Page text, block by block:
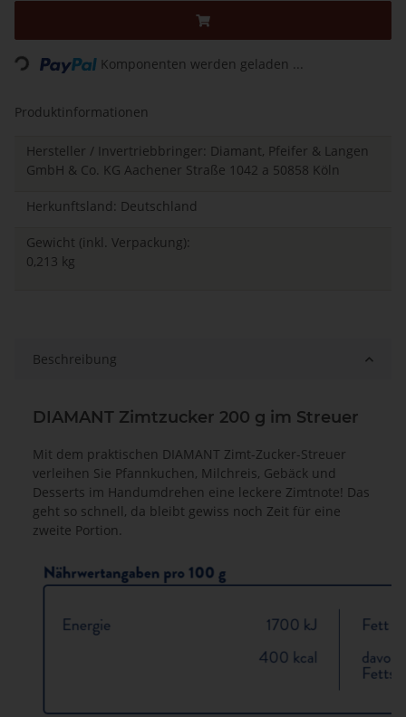
Loading... Komponenten werden geladen ...
Produktinformationen
Hersteller / Invertriebbringer: Diamant, Pfeifer & Langen
GmbH & Co. KG Aachener Straße 1042 a 50858 Köln
Herkunftsland: Deutschland
Gewicht (inkl. Verpackung):
0,213 kg
Beschreibung
DIAMANT Zimtzucker 200 g im Streuer
Mit dem praktischen DIAMANT Zimt-Zucker-Streuer
verleihen Sie Pfannkuchen, Milchreis, Gebäck und
Desserts im Handumdrehen eine leckere Zimtnote! Das
geht so schnell, da bleibt gewiss noch Zeit für eine
zweite Portion.